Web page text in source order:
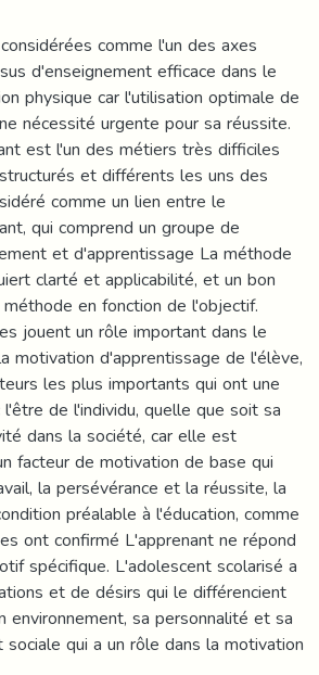
comme l'un des axes
d'enseignement efficace dans le
physique car l'utilisation optimale de
nécessité urgente pour sa réussite.
est l'un des métiers très difficiles
et différents les uns des
comme un lien entre le
qui comprend un groupe de
et d'apprentissage La méthode
clarté et applicabilité, et un bon
en fonction de l'objectif.
jouent un rôle important dans le
motivation d'apprentissage de l'élève,
les plus importants qui ont une
de l'individu, quelle que soit sa
dans la société, car elle est
facteur de motivation de base qui
la persévérance et la réussite, la
préalable à l'éducation, comme
ont confirmé L'apprenant ne répond
spécifique. L'adolescent scolarisé a
et de désirs qui le différencient
sa personnalité et sa
qui a un rôle dans la motivation